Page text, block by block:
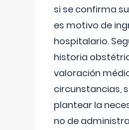
si se confirma
es motivo de
hospitalario.
historia
valoración
circunstancias,
plantear la
no de